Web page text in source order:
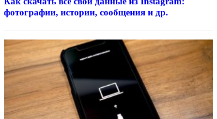
фотографии, истории, сообщения и др.